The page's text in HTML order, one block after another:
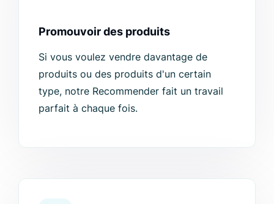
Promouvoir des produits
Si vous voulez vendre davantage de
produits ou des produits d'un certain
type, notre Recommender fait un travail
parfait à chaque fois.